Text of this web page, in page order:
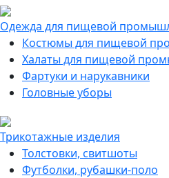
Одежда для пищевой
Костюмы для пищевой
Халаты для пищевой
Фартуки и нарукавники
Головные уборы
Трикотажные изделия
Толстовки, свитшоты
Футболки, рубашки-поло